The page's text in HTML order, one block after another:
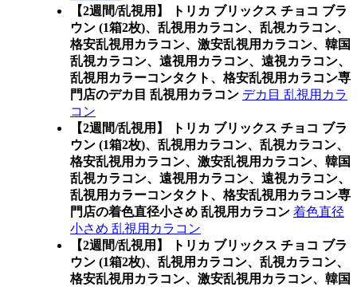
【2週間/乱視用】 トリカ ブリックス チョコ ブラ
ウン (1箱2枚)、乱視用カラコン、乱視カラコン、
格安乱視用カラコン、激安乱視用カラコン、韓国
乱視カラコン、遠視用カラコン、遠視カラコン、
乱視用カラーコンタクト、格安乱視用カラコン専
門店のデカ目 乱視用カラコン デカ目 乱視用カラ
コン
【2週間/乱視用】 トリカ ブリックス チョコ ブラ
ウン (1箱2枚)、乱視用カラコン、乱視カラコン、
格安乱視用カラコン、激安乱視用カラコン、韓国
乱視カラコン、遠視用カラコン、遠視カラコン、
乱視用カラーコンタクト、格安乱視用カラコン専
門店の着色直径小さめ 乱視用カラコン 着色直径
小さめ 乱視用カラコン
【2週間/乱視用】 トリカ ブリックス チョコ ブラ
ウン (1箱2枚)、乱視用カラコン、乱視カラコン、
格安乱視用カラコン、激安乱視用カラコン、韓国